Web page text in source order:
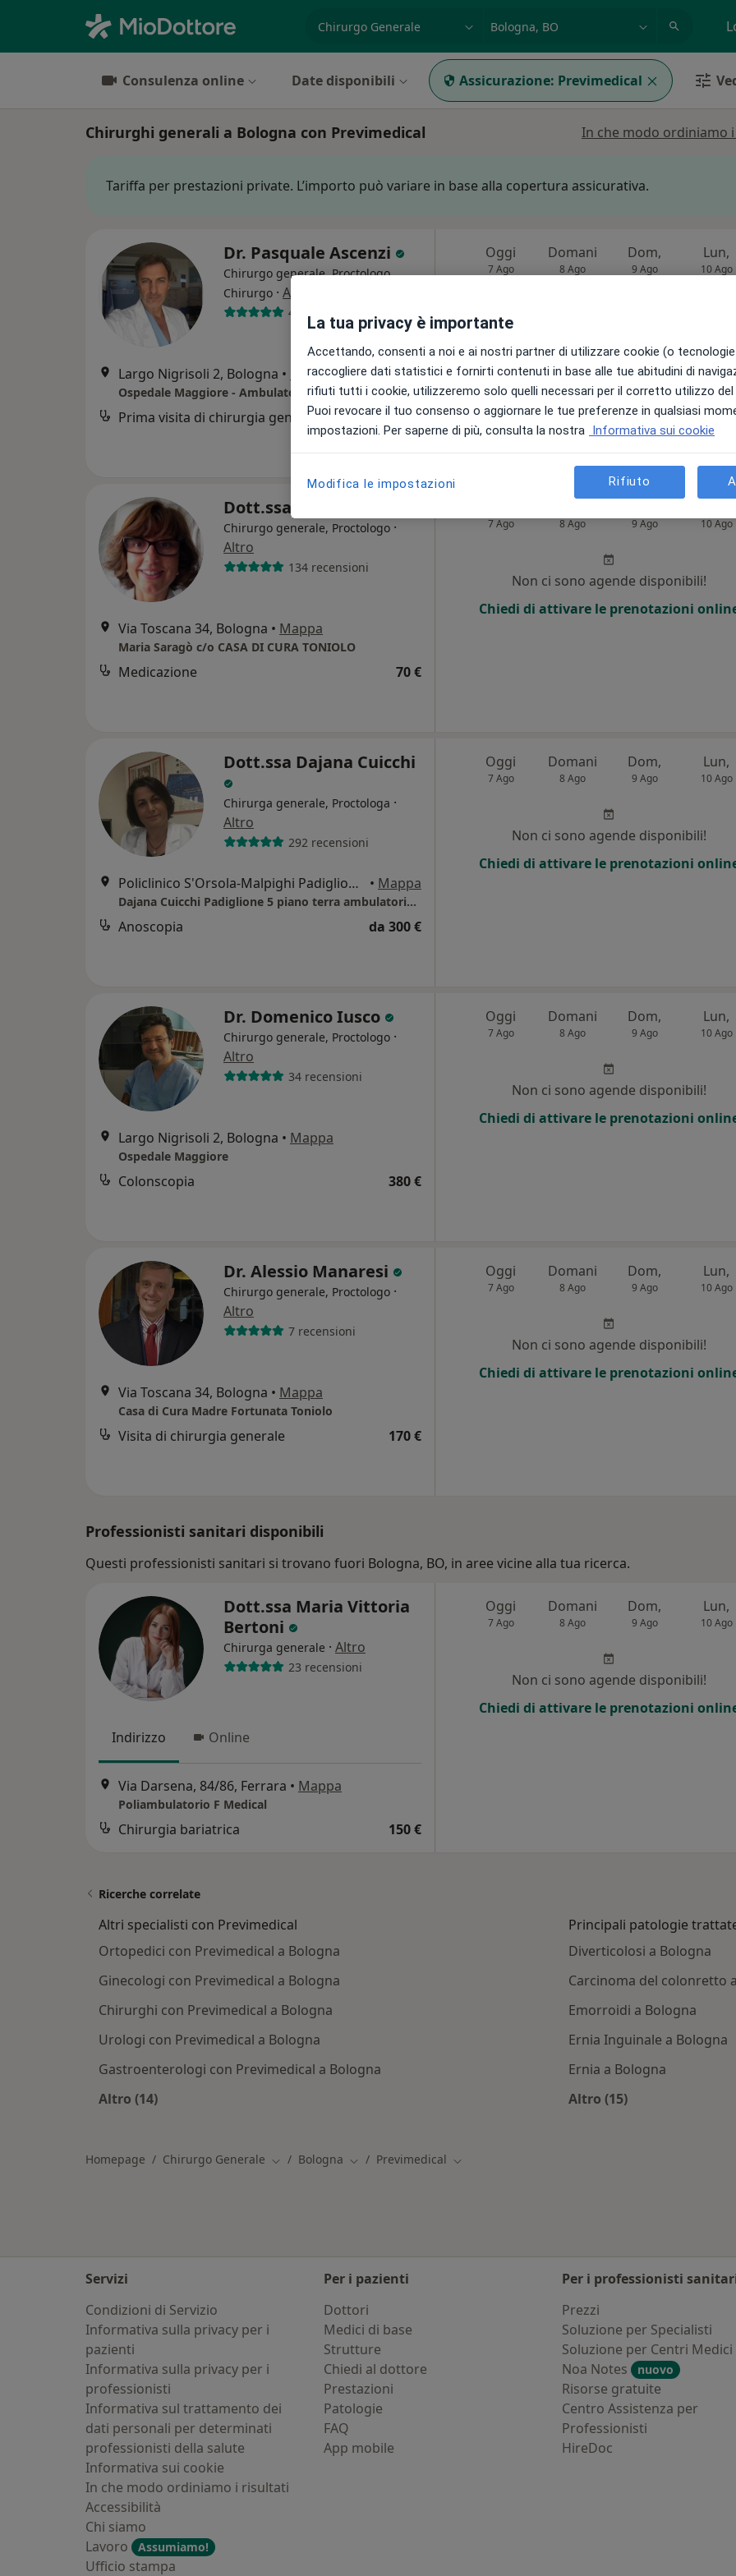
Consulenza online Date disponibili Assicurazione: Previmedical
Chirurghi generali a Bologna con Previmedical In che modo ordiniamo
Tariffa per prestazioni private. L’importo può variare in base alla copertura assicurativa.
Dr. Pasquale Ascenzi
Chirurgo generale, Proctologo,
Chirurgo · Altro
443 recensioni
Largo Nigrisoli 2, Bologna • Mappa
Ospedale Maggiore - Ambulatorio nr. 22 Edificio L
Prima visita di chirurgia generale 160 €
Oggi
7 Ago
Domani
8 Ago
Dom,
9 Ago
Lun,
10 Ago
Non ci sono agende disponibili!
Chiedi di attivare le prenotazioni
Dott.ssa Maria Saragò
Chirurgo generale, Proctologo ·
Altro
134 recensioni
Via Toscana 34, Bologna • Mappa
Maria Saragò c/o CASA DI CURA TONIOLO
Medicazione 70 €
7 Ago 8 Ago 9 Ago 10 Ago
Non ci sono agende disponibili!
Chiedi di attivare le prenotazioni
Dott.ssa Dajana Cuicchi
Chirurga generale, Proctologa ·
Altro
292 recensioni
Policlinico S'Orsola-Malpighi Padiglione 5 piano terra ala D, Bologna • Mappa
Dajana Cuicchi Padiglione 5 piano terra ambulatorio 8 ala D
Anoscopia da 300 €
Oggi
7 Ago
Domani
8 Ago
Dom,
9 Ago
Lun,
10 Ago
Non ci sono agende disponibili!
Chiedi di attivare le prenotazioni
Dr. Domenico Iusco
Chirurgo generale, Proctologo ·
Altro
34 recensioni
Largo Nigrisoli 2, Bologna • Mappa
Ospedale Maggiore
Colonscopia 380 €
Oggi
7 Ago
Domani
8 Ago
Dom,
9 Ago
Lun,
10 Ago
Non ci sono agende disponibili!
Chiedi di attivare le prenotazioni
Dr. Alessio Manaresi
Chirurgo generale, Proctologo ·
Altro
7 recensioni
Via Toscana 34, Bologna • Mappa
Casa di Cura Madre Fortunata Toniolo
Visita di chirurgia generale 170 €
Oggi
7 Ago
Domani
8 Ago
Dom,
9 Ago
Lun,
10 Ago
Non ci sono agende disponibili!
Chiedi di attivare le prenotazioni
Professionisti sanitari disponibili
Questi professionisti sanitari si trovano fuori Bologna, BO, in aree vicine alla tua ricerca.
Dott.ssa Maria Vittoria
Bertoni
Chirurga generale · Altro
23 recensioni
Indirizzo Online
Via Darsena, 84/86, Ferrara • Mappa
Poliambulatorio F Medical
Chirurgia bariatrica 150 €
Oggi
7 Ago
Domani
8 Ago
Dom,
9 Ago
Lun,
10 Ago
Non ci sono agende disponibili!
Chiedi di attivare le prenotazioni
Ricerche correlate
Altri specialisti con Previmedical
Ortopedici con Previmedical a Bologna
Ginecologi con Previmedical a Bologna
Chirurghi con Previmedical a Bologna
Urologi con Previmedical a Bologna
Gastroenterologi con Previmedical a Bologna
Altro (14)
Principali patologie
Diverticolosi a Bologna
Carcinoma del colonretto
Emorroidi a Bologna
Ernia Inguinale a Bologna
Ernia a Bologna
Altro (15)
Homepage Chirurgo Generale Cambia città
Bologna Cambia città
Previmedical Cambia città
Servizi
Condizioni di Servizio
Informativa sulla privacy per i
pazienti
Informativa sulla privacy per i
professionisti
Informativa sul trattamento dei
dati personali per determinati
professionisti della salute
Informativa sui cookie
In che modo ordiniamo i risultati
Accessibilità
Chi siamo
Lavoro
Assumiamo!
Ufficio stampa
Per i pazienti
Dottori
Medici di base
Strutture
Chiedi al dottore
Prestazioni
Patologie
FAQ
App mobile
Per i professionisti
Prezzi
Soluzione per Specialisti
Soluzione per Centri Medici
Noa Notes
nuovo
Risorse gratuite
Centro Assistenza per
Professionisti
HireDoc
La tua privacy è importante
Accettando, consenti a noi e ai nostri partner di utilizzare cookie (o
raccogliere dati statistici e fornirti contenuti in base alle tue abitudini di
rifiuti tutti i cookie, utilizzeremo solo quelli necessari per il corretto utilizzo
Puoi revocare il tuo consenso o aggiornare le tue preferenze in qualsiasi
impostazioni. Per saperne di più, consulta la nostra Informativa sui cookie
Modifica le impostazioni Rifiuto